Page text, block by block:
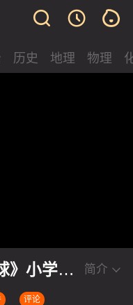
历史 地理 物理
简介
》小学四
课评比一
评论